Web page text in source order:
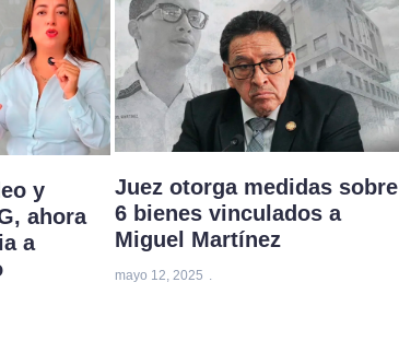
y
ahora
a
Juez otorga medidas sobre
6 bienes vinculados a
Miguel Martínez
mayo 12, 2025